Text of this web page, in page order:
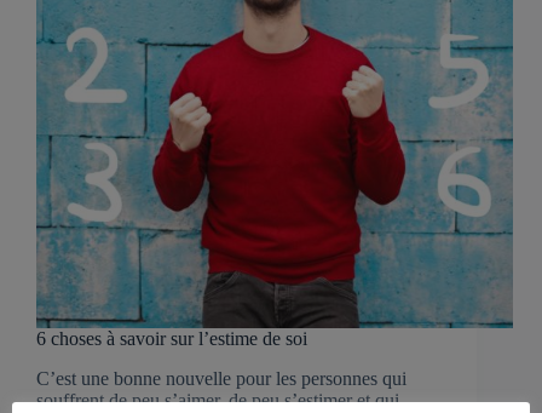
6 choses à savoir sur l’estime de soi
C’est une bonne nouvelle pour les personnes qui
souffrent de peu s’aimer, de peu s’estimer et qui